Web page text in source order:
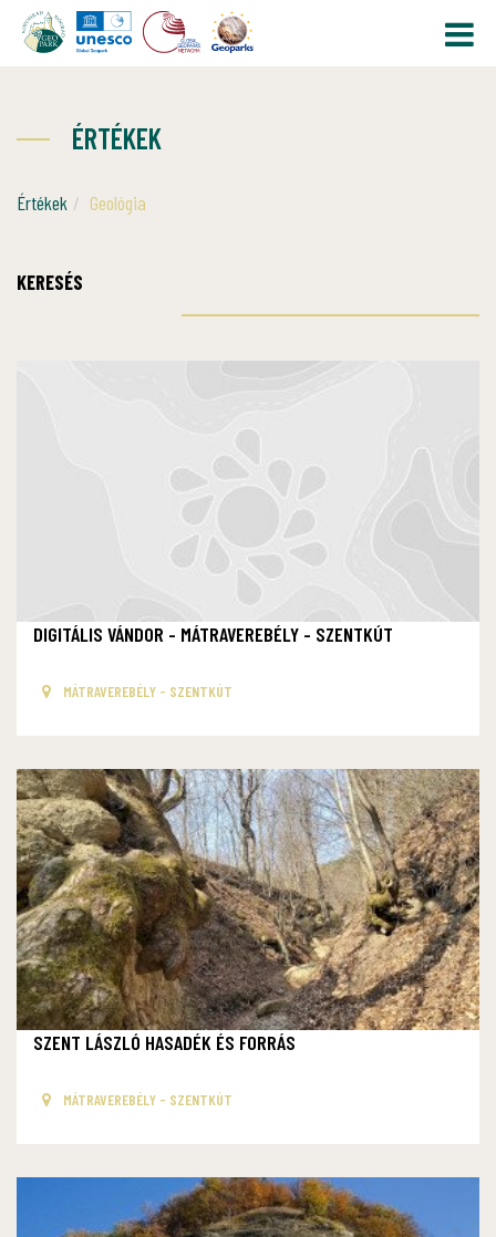
ÉRTÉKEK
Értékek Geológia
KERESÉS
DIGITÁLIS VÁNDOR - MÁTRAVEREBÉLY - SZENTKÚT
MÁTRAVEREBÉLY - SZENTKÚT
SZENT LÁSZLÓ HASADÉK ÉS FORRÁS
MÁTRAVEREBÉLY - SZENTKÚT